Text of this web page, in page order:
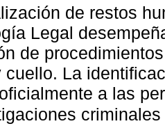
de restos
Legal
de
cuello. La
a las